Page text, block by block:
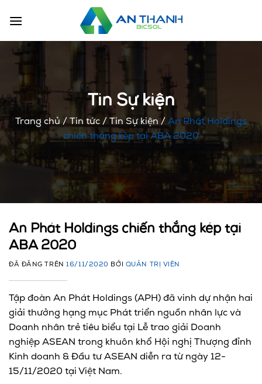
đến
dung
Tin Sự kiện
Trang chủ/Tin tức / Tin Sự kiện / An Phát Holdings
chiến thắng kép tại ABA 2020
An Phát Holdings chiến thắng kép tại
ABA 2020
ĐÃ ĐĂNG TRÊN16/11/2020 BỞI QUẢN TRỊ VIÊN
Tập đoàn An Phát Holdings (APH) đã vinh dự nhận hai
giải thưởng hạng mục Phát triển nguồn nhân lực và
Doanh nhân trẻ tiêu biểu tại Lễ trao giải Doanh
nghiệp ASEAN trong khuôn khổ Hội nghị Thượng đỉnh
Kinh doanh & Đầu tư ASEAN diễn ra từ ngày 12-
15/11/2020 tại Việt Nam.